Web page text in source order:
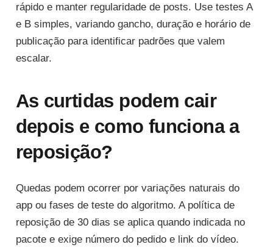
rápido e manter regularidade de posts. Use testes A
e B simples, variando gancho, duração e horário de
publicação para identificar padrões que valem
escalar.
As curtidas podem cair
depois e como funciona a
reposição?
Quedas podem ocorrer por variações naturais do
app ou fases de teste do algoritmo. A política de
reposição de 30 dias se aplica quando indicada no
pacote e exige número do pedido e link do vídeo.